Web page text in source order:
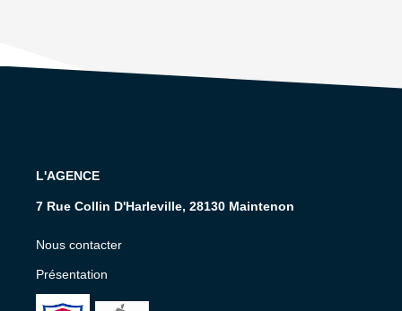
L'AGENCE
7 Rue Collin D'Harleville, 28130 Maintenon
Nous contacter
Présentation